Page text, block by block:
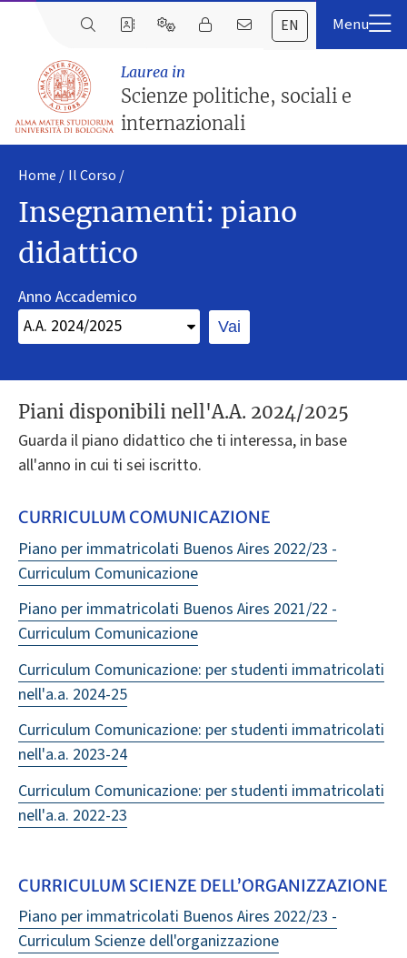
EN
Laurea in
Scienze politiche, sociali e
internazionali
Home Il Corso
Insegnamenti: piano
didattico
Anno Accademico
Vai
Piani disponibili nell'A.A. 2024/2025
Guarda il piano didattico che ti interessa, in base
all'anno in cui ti sei iscritto.
CURRICULUM COMUNICAZIONE
Piano per immatricolati Buenos Aires 2022/23 -
Curriculum Comunicazione
Piano per immatricolati Buenos Aires 2021/22 -
Curriculum Comunicazione
Curriculum Comunicazione: per studenti immatricolati
nell'a.a. 2024-25
Curriculum Comunicazione: per studenti immatricolati
nell'a.a. 2023-24
Curriculum Comunicazione: per studenti immatricolati
nell'a.a. 2022-23
CURRICULUM SCIENZE DELL’ORGANIZZAZIONE
Piano per immatricolati Buenos Aires 2022/23 -
Curriculum Scienze dell'organizzazione